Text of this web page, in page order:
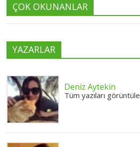
ÇOK OKUNANLAR
YAZARLAR
Deniz Aytekin
Tüm yazıları görüntüle